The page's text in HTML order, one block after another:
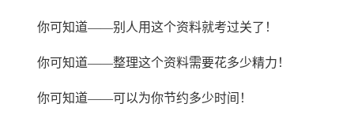
你可知道——别人用这个资料就考过关了！
你可知道——整理这个资料需要花多少精力 ！
你可知道——可以为你节约多少时间！